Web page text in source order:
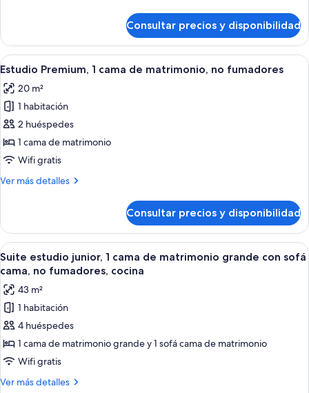
grande,
no
fumadores,
en
esquina
Premium,
cama
matrimonio
grande,
no
fumadores,
en
esquina
Consultar precios y disponibilidad
Abrir
todas
las
fotos
de
Estudio
Premium,
cama
no
fumadores
Un dormitorio moderno con una
3
Estudio Premium, 1 cama de matrimonio, no fumadores
20 m²
1 habitación
2 huéspedes
1 cama de matrimonio
Wifi gratis
Ver más detalles
Más
Premium,
cama
de
matrimonio,
no
fumadores
Consultar precios y disponibilidad
Abrir
todas
las
fotos
de
Suite
estudio
junior,
1
Habitación de hotel moderna con
4
Suite estudio junior, 1 cama de matrimonio grande con sofá
cama, no fumadores, cocina
43 m²
1 habitación
4 huéspedes
1 cama de matrimonio grande y 1 sofá cama de matrimonio
Wifi gratis
Ver más detalles
Más